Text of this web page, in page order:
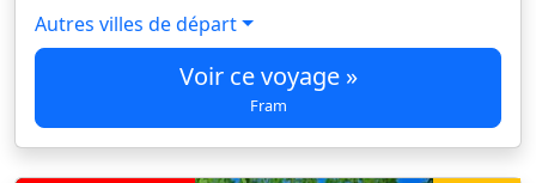
Autres villes de départ
Voir ce voyage »
Fram